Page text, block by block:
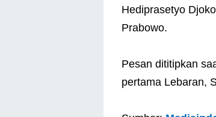
Hediprasetyo
Prabowo.
Pesan dititipkan
pertama Lebaran,